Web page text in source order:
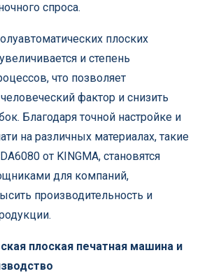
спроса.
плоских
и степень
что позволяет
фактор и снизить
Благодаря точной настройке и
на различных материалах, такие
от KINGMA, становятся
для компаний,
производительность и
плоская печатная машина и